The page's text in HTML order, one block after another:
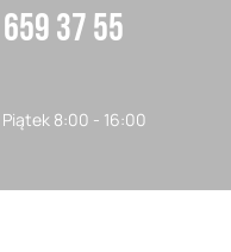
37 55
Piątek 8:00 - 16:00